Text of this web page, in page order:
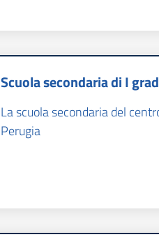
Scuola secondaria di I
La scuola secondaria del
Perugia